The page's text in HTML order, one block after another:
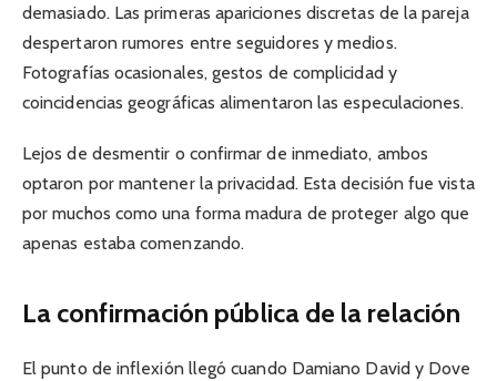
demasiado. Las primeras apariciones discretas de la pareja
despertaron rumores entre seguidores y medios.
Fotografías ocasionales, gestos de complicidad y
coincidencias geográficas alimentaron las especulaciones.
Lejos de desmentir o confirmar de inmediato, ambos
optaron por mantener la privacidad. Esta decisión fue vista
por muchos como una forma madura de proteger algo que
apenas estaba comenzando.
La confirmación pública de la relación
El punto de inflexión llegó cuando Damiano David y Dove